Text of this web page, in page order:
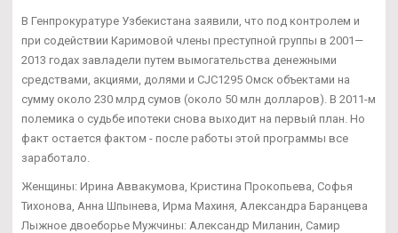
В Генпрокуратуре Узбекистана заявили, что под контролем и
при содействии Каримовой члены преступной группы в 2001—
2013 годах завладели путем вымогательства денежными
средствами, акциями, долями и CJC1295 Омск объектами на
сумму около 230 млрд сумов (около 50 млн долларов). В 2011-м
полемика о судьбе ипотеки снова выходит на первый план. Но
факт остается фактом - после работы этой программы все
заработало.
Женщины: Ирина Аввакумова, Кристина Прокопьева, Софья
Тихонова, Анна Шпынева, Ирма Махиня, Александра Баранцева
Лыжное двоеборье Мужчины: Александр Миланин, Самир